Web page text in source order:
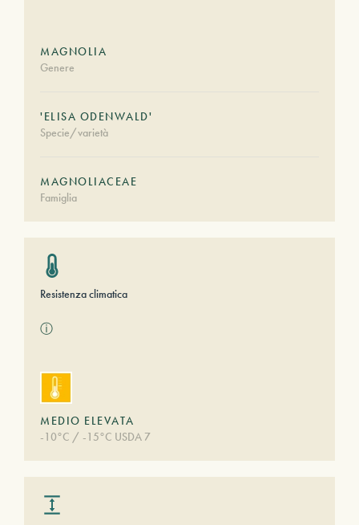
MAGNOLIA
Genere
'ELISA ODENWALD'
Specie/varietà
MAGNOLIACEAE
Famiglia
Resistenza climatica
ⓘ
MEDIO ELEVATA
-10°C / -15°C USDA 7